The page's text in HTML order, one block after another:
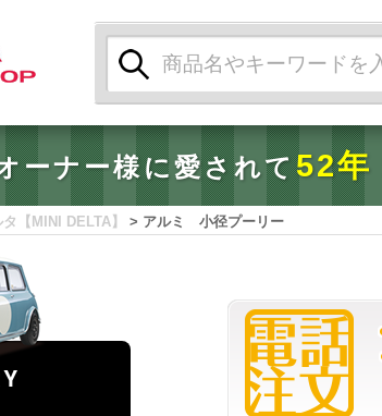
索:
ーナー様に愛されて52年
【MINI DELTA】 > アルミ 小径プーリー